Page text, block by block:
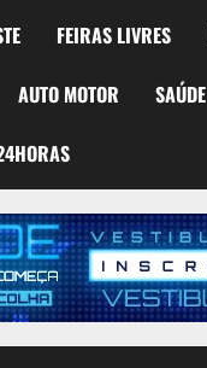
FEIRAS LIVRES
AUTO MOTOR SAÚDE